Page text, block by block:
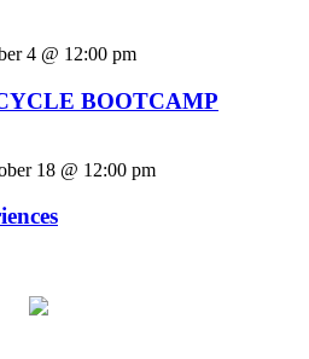
4 @ 12:00 pm
BOOTCAMP
18 @ 12:00 pm